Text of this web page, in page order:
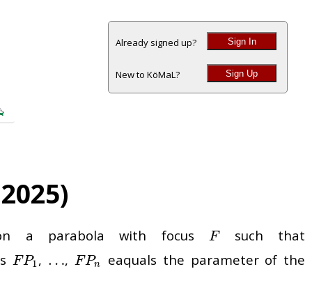
Already signed up? Sign In
New to KöMaL? Sign Up
a parabola with focusF
F such that
FP1
FP1 , …
… , FPn
FPn
eaquals the parameter of the